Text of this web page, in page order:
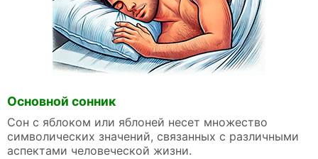
Основной сонник
Сон с яблоком или яблоней несет множество
символических значений, связанных с различными
аспектами человеческой жизни.